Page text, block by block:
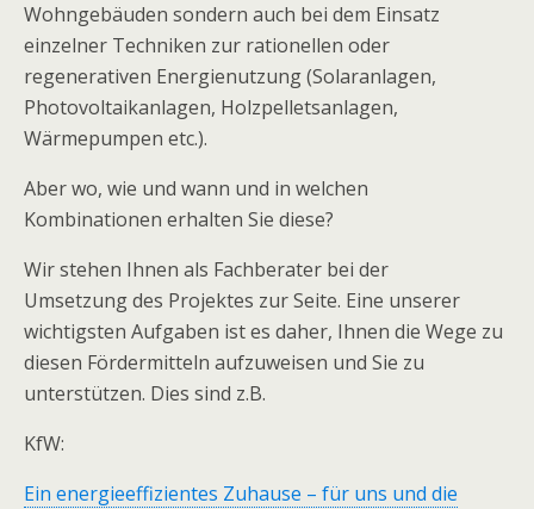
Wohngebäuden sondern auch bei dem Einsatz
einzelner Techniken zur rationellen oder
regenerativen Energienutzung (Solaranlagen,
Photovoltaikanlagen, Holzpelletsanlagen,
Wärmepumpen etc.).
Aber wo, wie und wann und in welchen
Kombinationen erhalten Sie diese?
Wir stehen Ihnen als Fachberater bei der
Umsetzung des Projektes zur Seite. Eine unserer
wichtigsten Aufgaben ist es daher, Ihnen die Wege zu
diesen Fördermitteln aufzuweisen und Sie zu
unterstützen. Dies sind z.B.
KfW:
Ein energieeffizientes Zuhause – für uns und die